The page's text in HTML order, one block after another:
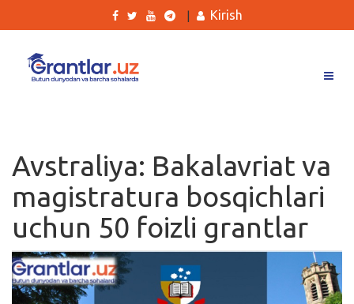
Ishlar
Kurslar
Blog
Yana
Kirish
Avstraliya: Bakalavriat va
magistratura bosqichlari
uchun 50 foizli grantlar